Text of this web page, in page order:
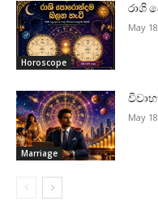
Horoscope
රාශි
May
Marriage
May